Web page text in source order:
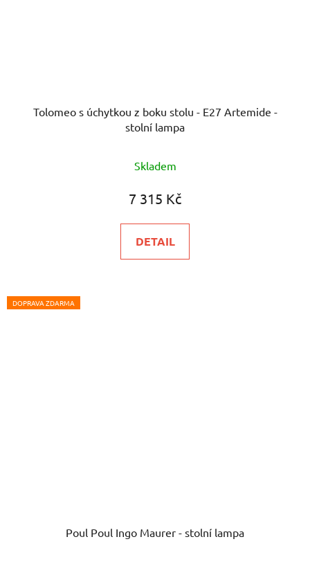
Tolomeo s úchytkou z boku stolu - E27 Artemide -
stolní lampa
Skladem
7 315 Kč
DETAIL
DOPRAVA ZDARMA
Poul Poul Ingo Maurer - stolní lampa